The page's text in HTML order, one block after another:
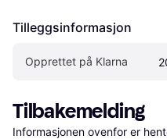
Tilleggsinformasjon
Opprettet på Klarna
Tilbakemelding
Informasjonen ovenfor er